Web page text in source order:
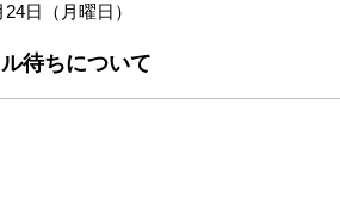
日（月曜日）
待ちについて